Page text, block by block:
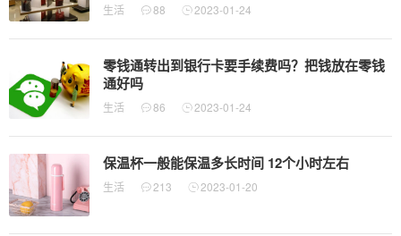
生活 88 2023-01-24
零钱通转出到银行卡要手续费吗？把钱放在零钱
通好吗
生活 86 2023-01-24
保温杯一般能保温多长时间 12个小时左右
生活 213 2023-01-20